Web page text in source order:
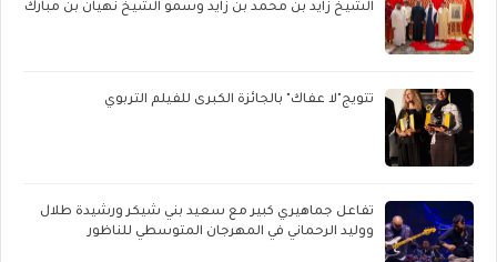
الشيخ زايد بن محمد بن زايد وسمو الشيخ نهيان بن مبارك
تتويج"لا عفاك" بالجائزة الكبرى للفيلم التربوي
تفاعل جماهيري كبير مع سعيد بني شيكر ورشيدة طلال
ووليد الرحماني في المهرجان المتوسطي للناظور